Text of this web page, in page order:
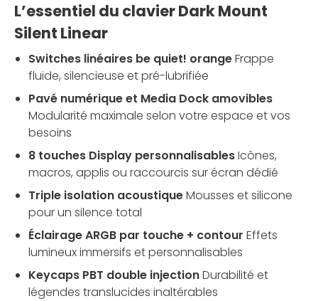
L’essentiel du clavier Dark Mount
Silent Linear
Switches linéaires be quiet! orangeFrappe
fluide, silencieuse et pré-lubrifiée
Pavé numérique et Media Dock amovibles
Modularité maximale selon votre espace et vos
besoins
8 touches Display personnalisablesIcônes,
macros, applis ou raccourcis sur écran dédié
Triple isolation acoustiqueMousses et silicone
pour un silence total
Éclairage ARGB par touche + contour Effets
lumineux immersifs et personnalisables
Keycaps PBT double injectionDurabilité et
légendes translucides inaltérables